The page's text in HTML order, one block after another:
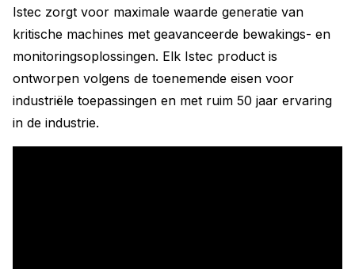
Istec zorgt voor maximale waarde generatie van
kritische machines met geavanceerde bewakings- en
monitoringsoplossingen. Elk Istec product is
ontworpen volgens de toenemende eisen voor
industriële toepassingen en met ruim 50 jaar ervaring
in de industrie.